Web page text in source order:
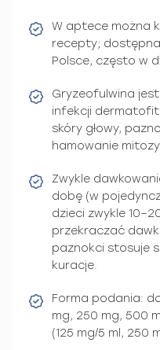
W aptece można
recepty;
Polsce, często w
Gryzeofulwina
infekcji
skóry głowy,
hamowanie
Zwykle
dobę (w
dzieci zwykle
przekraczać
paznokci stosuje
kuracje.
Forma podania:
mg, 250 mg, 500
(125 mg/5 ml, 250